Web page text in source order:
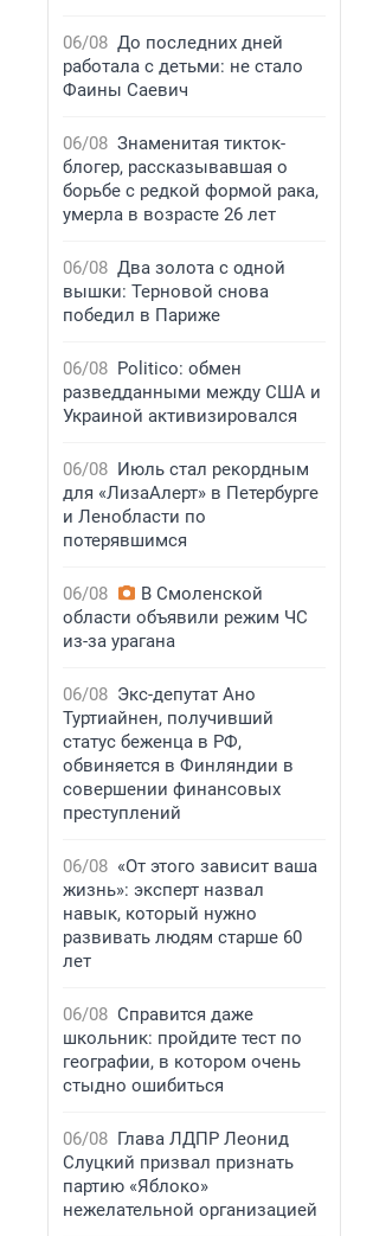
06/08 До последних дней
работала с детьми: не стало
Фаины Саевич
06/08 Знаменитая тикток-
блогер, рассказывавшая о
борьбе с редкой формой рака,
умерла в возрасте 26 лет
06/08 Два золота с одной
вышки: Терновой снова
победил в Париже
06/08 Politico: обмен
разведданными между США и
Украиной активизировался
06/08 Июль стал рекордным
для «ЛизаАлерт» в Петербурге
и Ленобласти по
потерявшимся
06/08
В Смоленской
области объявили режим ЧС
из-за урагана
06/08 Экс-депутат Ано
Туртиайнен, получивший
статус беженца в РФ,
обвиняется в Финляндии в
совершении финансовых
преступлений
06/08 «От этого зависит ваша
жизнь»: эксперт назвал
навык, который нужно
развивать людям старше 60
лет
06/08 Справится даже
школьник: пройдите тест по
географии, в котором очень
стыдно ошибиться
06/08 Глава ЛДПР Леонид
Слуцкий призвал признать
партию «Яблоко»
нежелательной организацией